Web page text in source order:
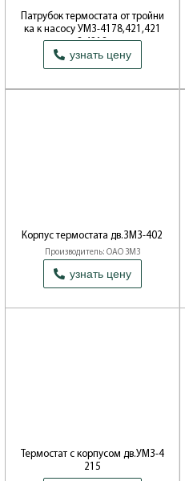
Патрубок термостата от тройни
ка к насосу УМЗ-4178,421,421
3,4218
Производитель: ОАО Волжские
моторы
узнать цену
Корпус термостата дв.ЗМЗ-402
Производитель: ОАО ЗМЗ
узнать цену
Термостат с корпусом дв.УМЗ-4
215